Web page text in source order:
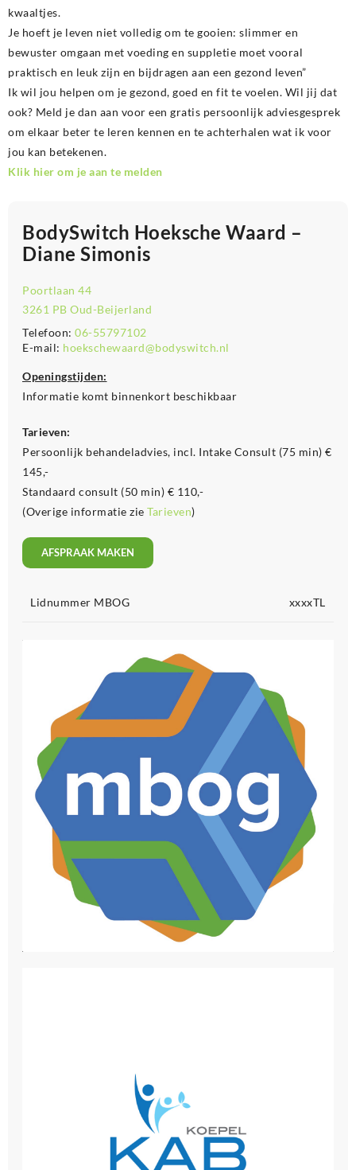
kwaaltjes.
Je hoeft je leven niet volledig om te gooien: slimmer en
bewuster omgaan met voeding en suppletie moet vooral
praktisch en leuk zijn en bijdragen aan een gezond leven”
Ik wil jou helpen om je gezond, goed en fit te voelen. Wil jij dat
ook? Meld je dan aan voor een gratis persoonlijk adviesgesprek
om elkaar beter te leren kennen en te achterhalen wat ik voor
jou kan betekenen.
Klik hier om je aan te melden
BodySwitch Hoeksche Waard –
Diane Simonis
Poortlaan 44
3261 PB Oud-Beijerland
Telefoon: 06-55797102
E-mail: hoekschewaard@bodyswitch.nl
Openingstijden:
Informatie komt binnenkort beschikbaar
Tarieven:
Persoonlijk behandeladvies, incl. Intake Consult (75 min) €
145,-
Standaard consult (50 min) € 110,-
(Overige informatie zie Tarieven)
AFSPRAAK MAKEN
Lidnummer MBOG xxxxTL